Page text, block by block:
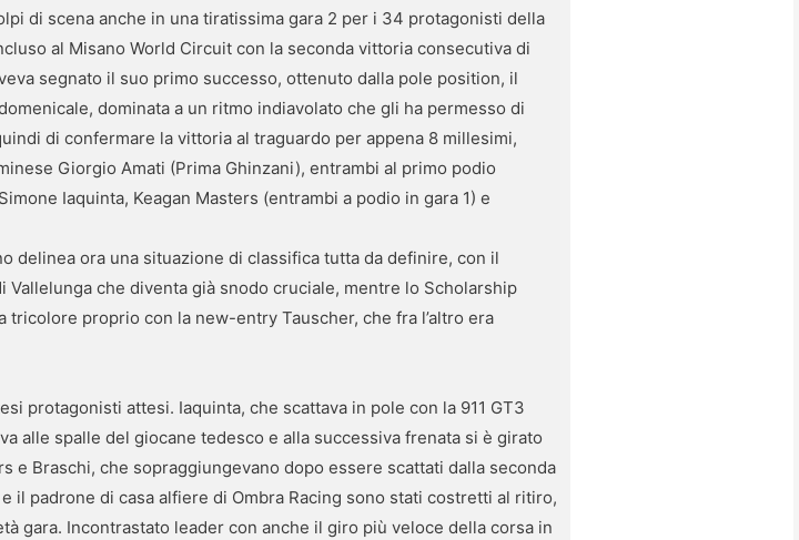
di scena anche in una tiratissima gara 2 per i 34 protagonisti della
al Misano World Circuit con la seconda vittoria consecutiva di
segnato il suo primo successo, ottenuto dalla pole position, il
dominata a un ritmo indiavolato che gli ha permesso di
di confermare la vittoria al traguardo per appena 8 millesimi,
Giorgio Amati (Prima Ghinzani), entrambi al primo podio
Iaquinta, Keagan Masters (entrambi a podio in gara 1) e
delinea ora una situazione di classifica tutta da definire, con il
che diventa già snodo cruciale, mentre lo Scholarship
proprio con la new-entry Tauscher, che fra l’altro era
protagonisti attesi. Iaquinta, che scattava in pole con la 911 GT3
alle spalle del giocane tedesco e alla successiva frenata si è girato
Braschi, che sopraggiungevano dopo essere scattati dalla seconda
il padrone di casa alfiere di Ombra Racing sono stati costretti al ritiro,
gara. Incontrastato leader con anche il giro più veloce della corsa in